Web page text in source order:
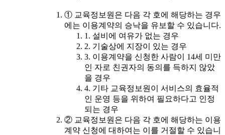
① 교육정보원은 다음 각 호에 해당하는 경우
에는 이용계약의 승낙을 유보할 수 있습니다.
1. 설비에 여유가 없는 경우
2. 기술상에 지장이 있는 경우
3. 이용계약을 신청한 사람이 14세 미만
인 자로 친권자의 동의를 득하지 않았
을 경우
4. 기타 교육정보원이 서비스의 효율적
인 운영 등을 위하여 필요하다고 인정
되는 경우
② 교육정보원은 다음 각 호에 해당하는 이용
계약 신청에 대하여는 이를 거절할 수 있습니